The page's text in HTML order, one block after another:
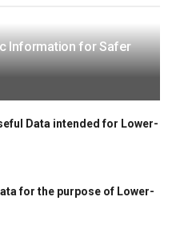
Information for Safer
Data intended for Lower-
for the purpose of Lower-